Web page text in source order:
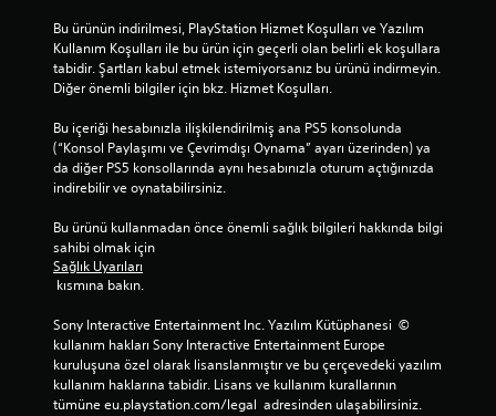
Bu ürünün indirilmesi, PlayStation Hizmet Koşulları ve Yazılım
Kullanım Koşulları ile bu ürün için geçerli olan belirli ek koşullara
tabidir. Şartları kabul etmek istemiyorsanız bu ürünü indirmeyin.
Diğer önemli bilgiler için bkz. Hizmet Koşulları.
Bu içeriği hesabınızla ilişkilendirilmiş ana PS5 konsolunda
(“Konsol Paylaşımı ve Çevrimdışı Oynama” ayarı üzerinden) ya
da diğer PS5 konsollarında aynı hesabınızla oturum açtığınızda
indirebilir ve oynatabilirsiniz.
Bu ürünü kullanmadan önce önemli sağlık bilgileri hakkında bilgi
sahibi olmak için
Sağlık Uyarıları
kısmına bakın.
Sony Interactive Entertainment Inc. Yazılım Kütüphanesi  ©
kullanım hakları Sony Interactive Entertainment Europe
kuruluşuna özel olarak lisanslanmıştır ve bu çerçevedeki yazılım
kullanım haklarına tabidir. Lisans ve kullanım kurallarının
tümüne eu.playstation.com/legal  adresinden ulaşabilirsiniz.